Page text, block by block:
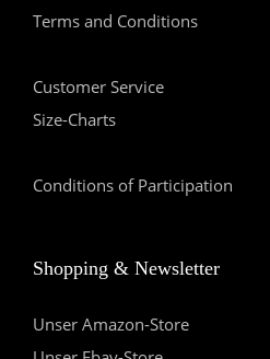
Terms and Conditions
Customer Service
Size-Charts
Conditions of Participation
Shopping & Newsletter
Unser Amazon-Store